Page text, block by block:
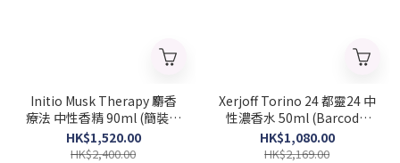
Initio Musk Therapy 麝香
療法 中性香精 90ml (簡裝白
盒) (Barcode:
3701415901490)
HK$1,520.00
HK$2,400.00
Xerjoff Torino 24 都靈24 中
性濃香水 50ml (Barcode:
8054320904816)
HK$1,080.00
HK$2,169.00